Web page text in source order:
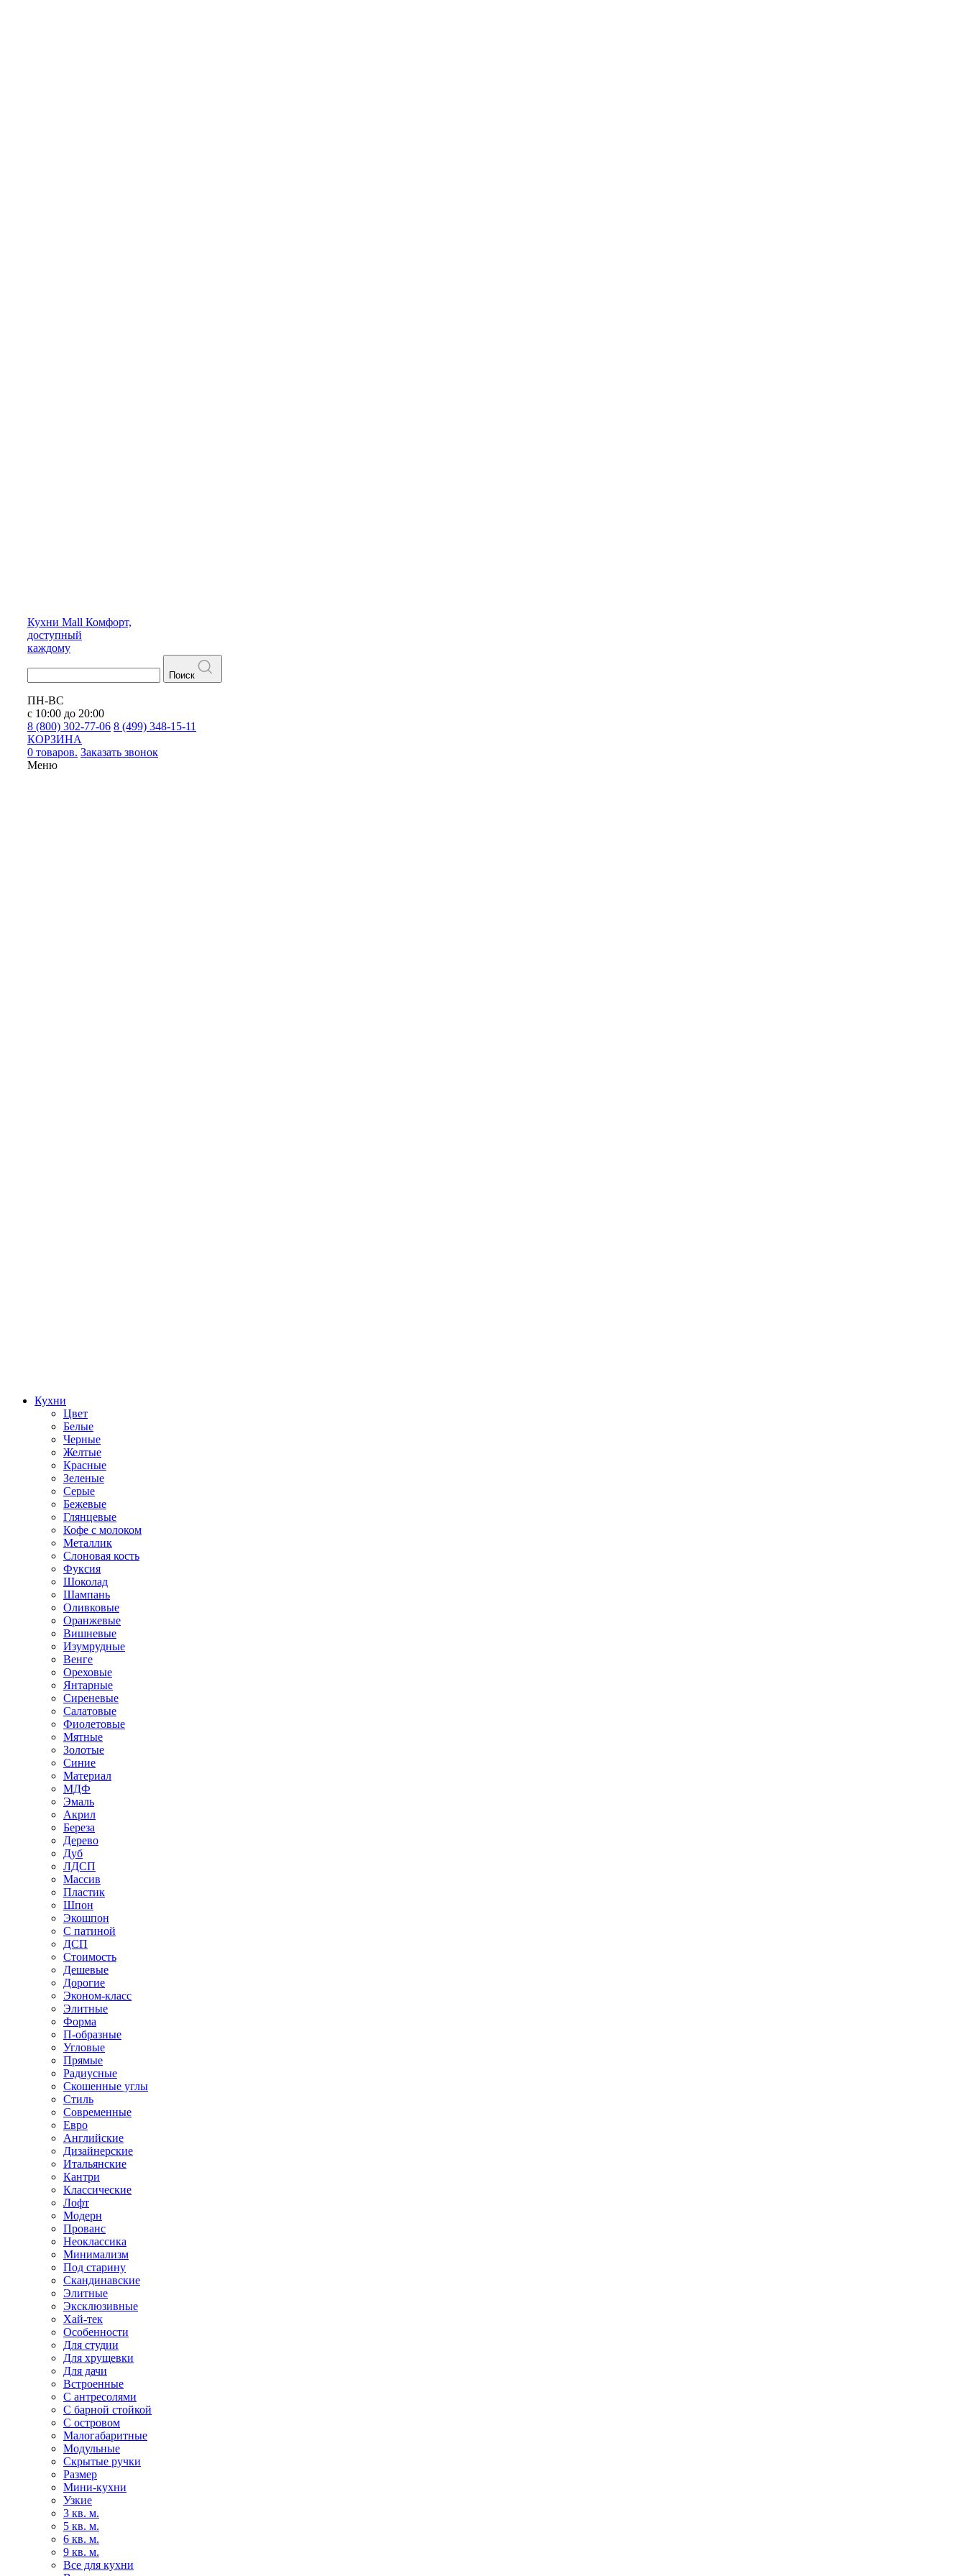
Кухни Mall Комфорт,
доступный
каждому
Поиск
ПН-ВС
с 10:00 до 20:00
8 (800) 302-77-06 8 (499) 348-15-11
КОРЗИНА
0 товаров. Заказать звонок
Меню
Кухни
Цвет
Белые
Черные
Желтые
Красные
Зеленые
Серые
Бежевые
Глянцевые
Кофе с молоком
Металлик
Слоновая кость
Фуксия
Шоколад
Шампань
Оливковые
Оранжевые
Вишневые
Изумрудные
Венге
Ореховые
Янтарные
Сиреневые
Салатовые
Фиолетовые
Мятные
Золотые
Синие
Материал
МДФ
Эмаль
Акрил
Береза
Дерево
Дуб
ЛДСП
Массив
Пластик
Шпон
Экошпон
С патиной
ДСП
Стоимость
Дешевые
Дорогие
Эконом-класс
Элитные
Форма
П-образные
Угловые
Прямые
Радиусные
Скошенные углы
Стиль
Современные
Евро
Английские
Дизайнерские
Итальянские
Кантри
Классические
Лофт
Модерн
Прованс
Неоклассика
Минимализм
Под старину
Скандинавские
Элитные
Эксклюзивные
Хай-тек
Особенности
Для студии
Для хрущевки
Для дачи
Встроенные
С антресолями
С барной стойкой
С островом
Малогабаритные
Модульные
Скрытые ручки
Размер
Мини-кухни
Узкие
3 кв. м.
5 кв. м.
6 кв. м.
9 кв. м.
Все для кухни